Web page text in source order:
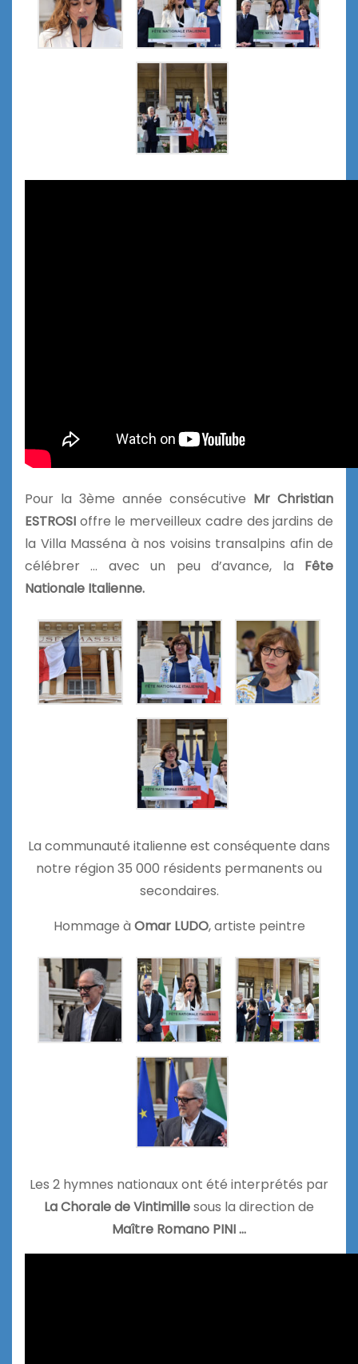
Pour la 3ème année consécutive Mr Christian
ESTROSI offre le merveilleux cadre des jardins de
la Villa Masséna à nos voisins transalpins afin de
célébrer … avec un peu d’avance, la Fête
Nationale Italienne.
La communauté italienne est conséquente dans
notre région 35 000 résidents permanents ou
secondaires.
Hommage à Omar LUDO, artiste peintre
Les 2 hymnes nationaux ont été interprétés par
La Chorale de Vintimillesous la direction de
Maître Romano PINI …